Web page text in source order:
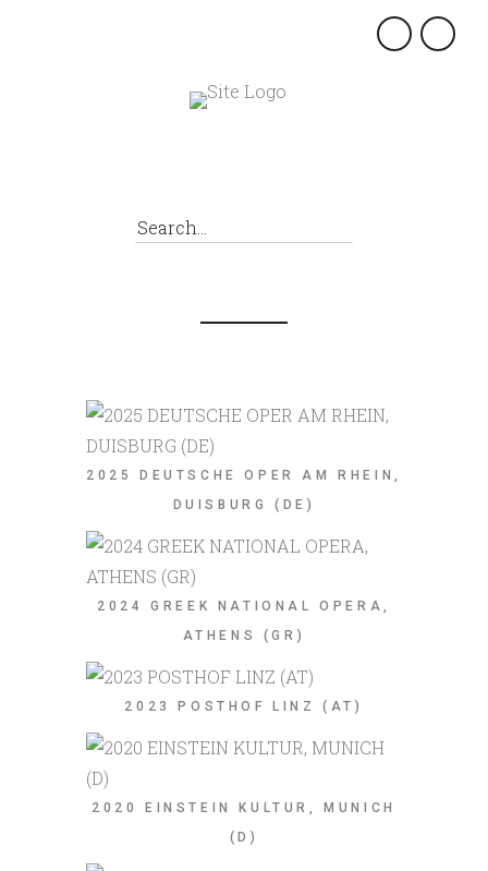
×
2025 DEUTSCHE OPER AM RHEIN,
DUISBURG (DE)
2024 GREEK NATIONAL OPERA,
ATHENS (GR)
2023 POSTHOF LINZ (AT)
2020 EINSTEIN KULTUR, MUNICH
(D)